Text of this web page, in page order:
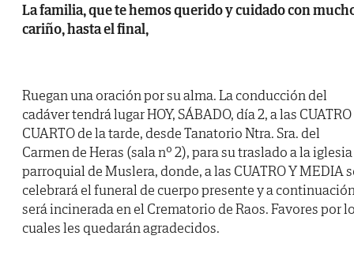
La familia, que te hemos querido y cuidado con
cariño, hasta el final,
Ruegan una oración por su alma. La conducción del
cadáver tendrá lugar HOY, SÁBADO, día 2, a las
CUARTO de la tarde, desde Tanatorio Ntra. Sra. del
Carmen de Heras (sala nº 2), para su traslado a la iglesia
parroquial de Muslera, donde, a las CUATRO Y MEDIA
celebrará el funeral de cuerpo presente y a
será incinerada en el Crematorio de Raos. Favores por
cuales les quedarán agradecidos.